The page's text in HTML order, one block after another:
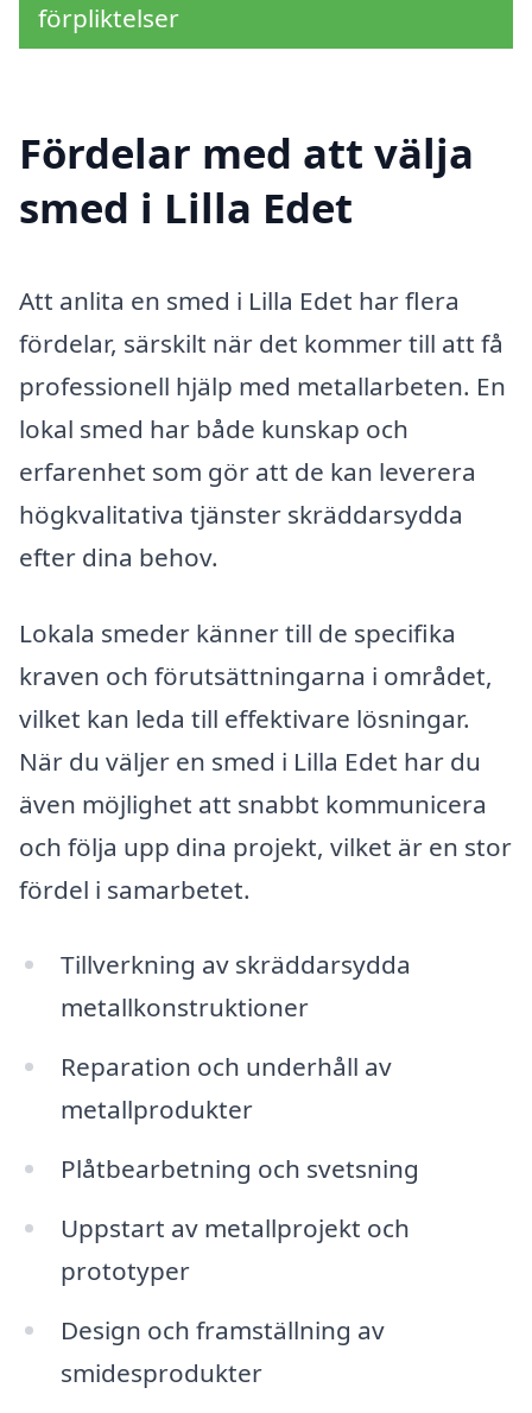
förpliktelser
Fördelar med att välja
smed i Lilla Edet
Att anlita en smed i Lilla Edet har flera
fördelar, särskilt när det kommer till att få
professionell hjälp med metallarbeten. En
lokal smed har både kunskap och
erfarenhet som gör att de kan leverera
högkvalitativa tjänster skräddarsydda
efter dina behov.
Lokala smeder känner till de specifika
kraven och förutsättningarna i området,
vilket kan leda till effektivare lösningar.
När du väljer en smed i Lilla Edet har du
även möjlighet att snabbt kommunicera
och följa upp dina projekt, vilket är en stor
fördel i samarbetet.
Tillverkning av skräddarsydda
metallkonstruktioner
Reparation och underhåll av
metallprodukter
Plåtbearbetning och svetsning
Uppstart av metallprojekt och
prototyper
Design och framställning av
smidesprodukter